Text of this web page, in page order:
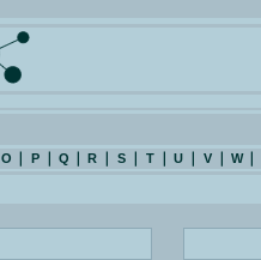
O P Q R S T U V W